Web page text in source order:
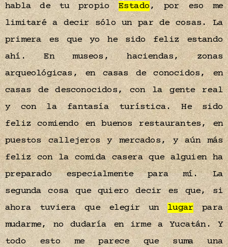
habla de tu propioEstado, por eso me
limitaré a decir sólo un par de cosas. La
primera es que yo he sido feliz estando
ahí. En museos, haciendas, zonas
arqueológicas, en casas de conocidos, en
casas de desconocidos, con la gente real
y con la fantasía turística. He sido
feliz comiendo en buenos restaurantes, en
puestos callejeros y mercados, y aún más
feliz con la comida casera que alguien ha
preparado especialmente para mí. La
segunda cosa que quiero decir es que, si
ahora tuviera que elegir un lugarpara
mudarme, no dudaría en irme a Yucatán. Y
todo esto me parece que suma una